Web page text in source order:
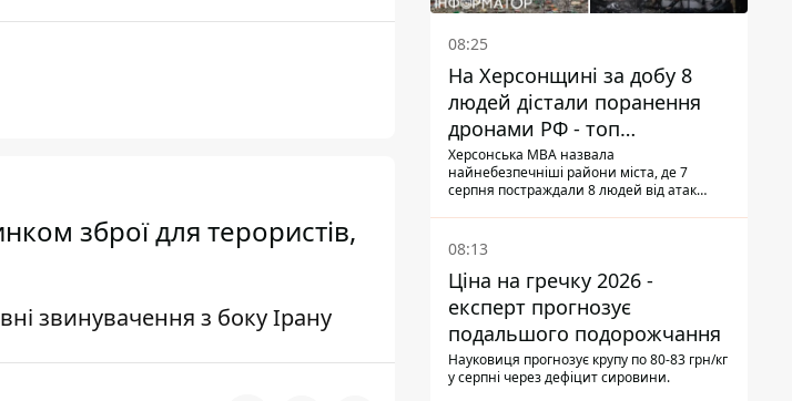
зброї для терористів,
звинувачення з боку Ірану
08:25
На Херсонщині за добу 8
людей дістали поранення
дронами РФ - топ
небезпечних районів
Херсонська МВА назвала
найнебезпечніші райони міста, де 7
серпня постраждали 8 людей від атак
08:13
Ціна на гречку 2026 -
експерт прогнозує
подальшого подорожчання
Науковиця прогнозує крупу по 80-83 грн/кг
у серпні через дефіцит сировини.